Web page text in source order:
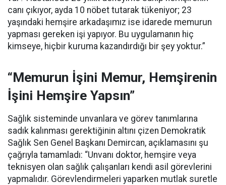
canı çıkıyor, ayda 10 nöbet tutarak tükeniyor; 23
yaşındaki hemşire arkadaşımız ise idarede memurun
yapması gereken işi yapıyor. Bu uygulamanın hiç
kimseye, hiçbir kuruma kazandırdığı bir şey yoktur.”
“Memurun İşini Memur, Hemşirenin
İşini Hemşire Yapsın”
Sağlık sisteminde unvanlara ve görev tanımlarına
sadık kalınması gerektiğinin altını çizen Demokratik
Sağlık Sen Genel Başkanı Demircan, açıklamasını şu
çağrıyla tamamladı: “Unvanı doktor, hemşire veya
teknisyen olan sağlık çalışanları kendi asil görevlerini
yapmalıdır. Görevlendirmeleri yaparken mutlak suretle